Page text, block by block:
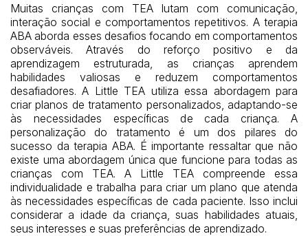
Muitas crianças com TEA lutam com comunicação,
interação social e comportamentos repetitivos. A terapia
ABA aborda esses desafios focando em comportamentos
observáveis. Através do reforço positivo e da
aprendizagem estruturada, as crianças aprendem
habilidades valiosas e reduzem comportamentos
desafiadores. A Little TEA utiliza essa abordagem para
criar planos de tratamento personalizados, adaptando-se
às necessidades específicas de cada criança. A
personalização do tratamento é um dos pilares do
sucesso da terapia ABA. É importante ressaltar que não
existe uma abordagem única que funcione para todas as
crianças com TEA. A Little TEA compreende essa
individualidade e trabalha para criar um plano que atenda
às necessidades específicas de cada paciente. Isso inclui
considerar a idade da criança, suas habilidades atuais,
seus interesses e suas preferências de aprendizado.